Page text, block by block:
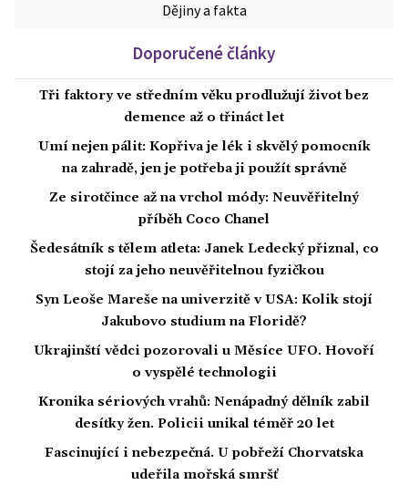
Dějiny a fakta
Doporučené články
Tři faktory ve středním věku prodlužují život bez
demence až o třináct let
Umí nejen pálit: Kopřiva je lék i skvělý pomocník
na zahradě, jen je potřeba ji použít správně
Ze sirotčince až na vrchol módy: Neuvěřitelný
příběh Coco Chanel
Šedesátník s tělem atleta: Janek Ledecký přiznal, co
stojí za jeho neuvěřitelnou fyzičkou
Syn Leoše Mareše na univerzitě v USA: Kolik stojí
Jakubovo studium na Floridě?
Ukrajinští vědci pozorovali u Měsíce UFO. Hovoří
o vyspělé technologii
Kronika sériových vrahů: Nenápadný dělník zabil
desítky žen. Policii unikal téměř 20 let
Fascinující i nebezpečná. U pobřeží Chorvatska
udeřila mořská smršť